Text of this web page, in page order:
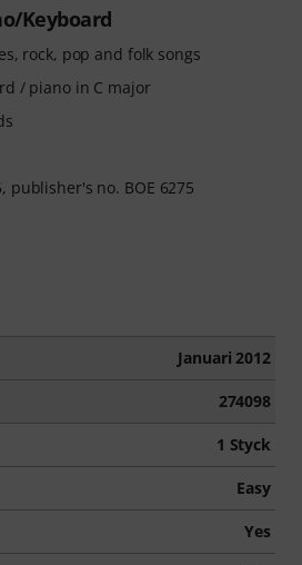
Keyboard
rock, pop and folk songs
/ piano in C major
publisher's no. BOE 6275
Januari 2012
274098
1 Styck
Easy
Yes